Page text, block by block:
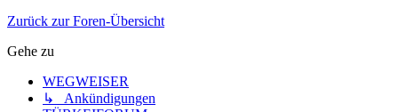
Zurück zur Foren-Übersicht
Gehe zu
WEGWEISER
↳ Ankündigungen